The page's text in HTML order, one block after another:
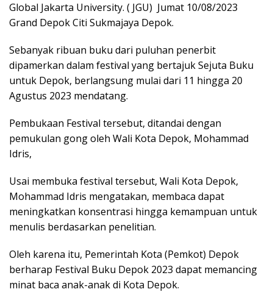
Global Jakarta University. ( JGU) Jumat 10/08/2023
Grand Depok Citi Sukmajaya Depok.
Sebanyak ribuan buku dari puluhan penerbit
dipamerkan dalam festival yang bertajuk Sejuta Buku
untuk Depok, berlangsung mulai dari 11 hingga 20
Agustus 2023 mendatang.
Pembukaan Festival tersebut, ditandai dengan
pemukulan gong oleh Wali Kota Depok, Mohammad
Idris,
Usai membuka festival tersebut, Wali Kota Depok,
Mohammad Idris mengatakan, membaca dapat
meningkatkan konsentrasi hingga kemampuan untuk
menulis berdasarkan penelitian.
Oleh karena itu, Pemerintah Kota (Pemkot) Depok
berharap Festival Buku Depok 2023 dapat memancing
minat baca anak-anak di Kota Depok.